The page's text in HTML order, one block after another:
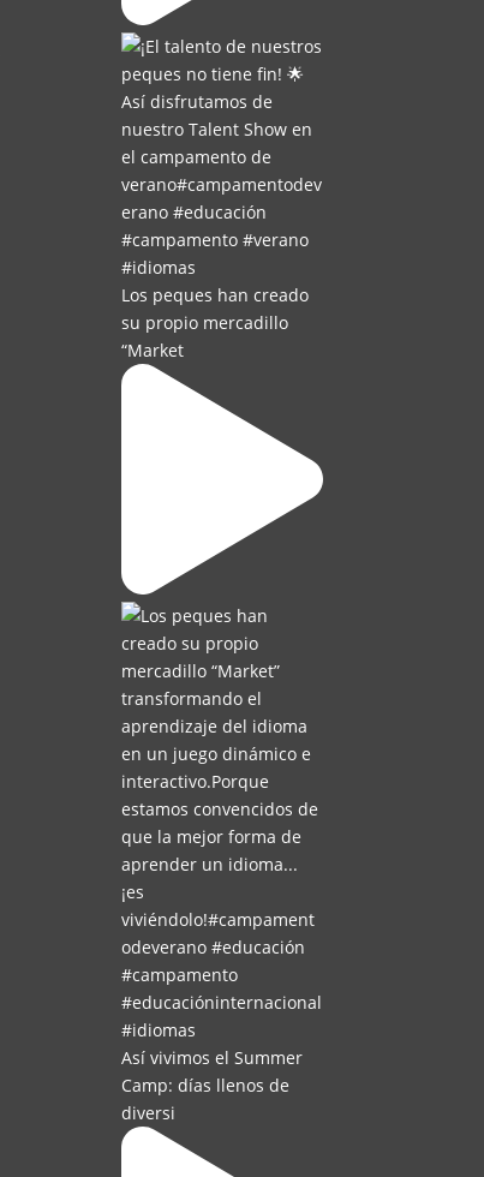
Los peques han creado
su propio mercadillo
“Market
Así vivimos el Summer
Camp: días llenos de
diversi